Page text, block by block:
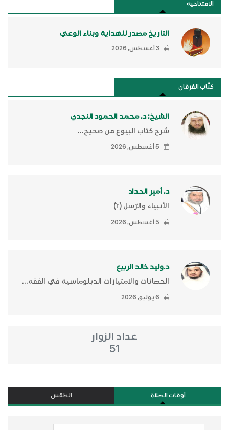
الافتتاحية
التاريخ مصدر للهداية وبناء الوعي
3 أغسطس, 2026
كتَّاب الفرقان
الشيخ: د. محمد الحمود النجدي
شرح كتاب البيوع من صحيح...
5 أغسطس, 2026
د. أمير الحداد
الأنبياء والرّسل (٢)ّ
5 أغسطس, 2026
د.وليد خالد الربيع
الحصانات والامتيازات الدبلوماسية في الفقه...
6 يوليو, 2026
عداد الزوار
51
أوقات الصلاة الطقس